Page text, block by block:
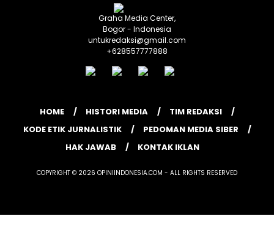
Graha Media Center,
Bogor - Indonesia
untukredaksi@gmail.com
+628557777888
HOME HISTORI MEDIA
TIM REDAKSI
KODE ETIK JURNALISTIK
PEDOMAN MEDIA SIBER
HAK JAWAB
KONTAK IKLAN
COPYRIGHT © 2026 OPINIINDONESIA.COM - ALL RIGHTS RESERVED